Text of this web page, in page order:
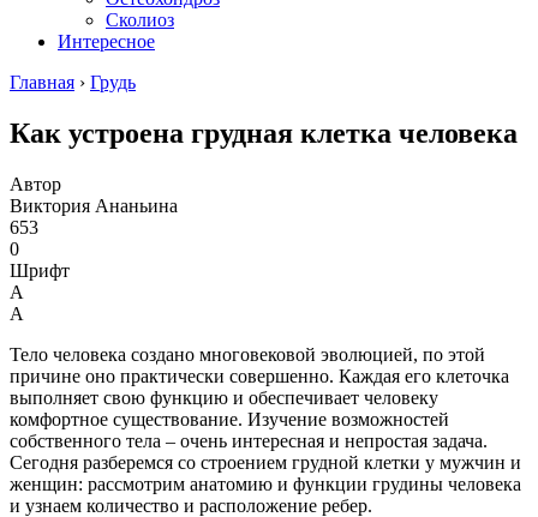
Сколиоз
Интересное
Главная › Грудь
Как устроена грудная клетка человека
Автор
Виктория Ананьина
653
0
Шрифт
А
А
Тело человека создано многовековой эволюцией, по этой
причине оно практически совершенно. Каждая его клеточка
выполняет свою функцию и обеспечивает человеку
комфортное существование. Изучение возможностей
собственного тела – очень интересная и непростая задача.
Сегодня разберемся со строением грудной клетки у мужчин и
женщин: рассмотрим анатомию и функции грудины человека
и узнаем количество и расположение ребер.